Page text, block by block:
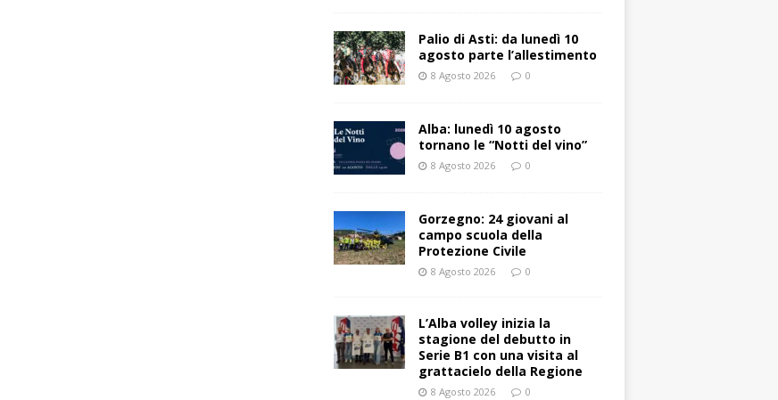
Palio di Asti: da lunedì 10
agosto parte l’allestimento
8 Agosto 2026 0
Alba: lunedì 10 agosto
tornano le “Notti del vino”
8 Agosto 2026 0
Gorzegno: 24 giovani al
campo scuola della
Protezione Civile
8 Agosto 2026 0
L’Alba volley inizia la
stagione del debutto in
Serie B1 con una visita al
grattacielo della Regione
8 Agosto 2026 0